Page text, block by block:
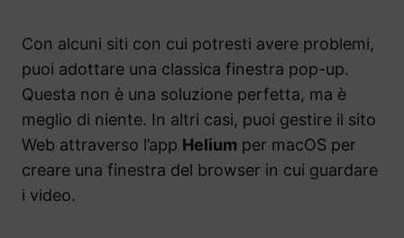
Con alcuni siti con cui potresti avere problemi,
puoi adottare una classica finestra pop-up.
Questa non è una soluzione perfetta, ma è
meglio di niente. In altri casi, puoi gestire il sito
Web attraverso l’app Helium per macOS per
creare una finestra del browser in cui guardare
i video.